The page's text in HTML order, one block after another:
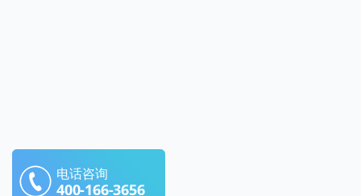
电话咨询
400-166-3656